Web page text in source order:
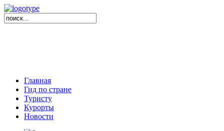
Главная
Гид по стране
Туристу
Курорты
Новости